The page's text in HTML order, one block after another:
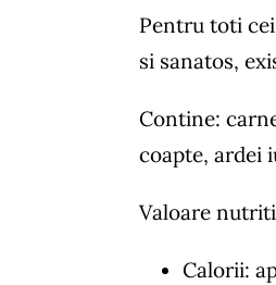
Pentru toti
si sanatos,
Contine:
coapte, ardei
Valoare
Calorii: